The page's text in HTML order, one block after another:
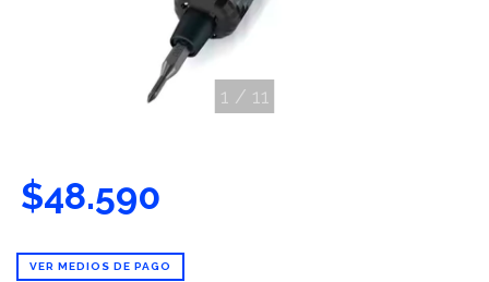
1 / 11
$48.590
VER MEDIOS DE PAGO